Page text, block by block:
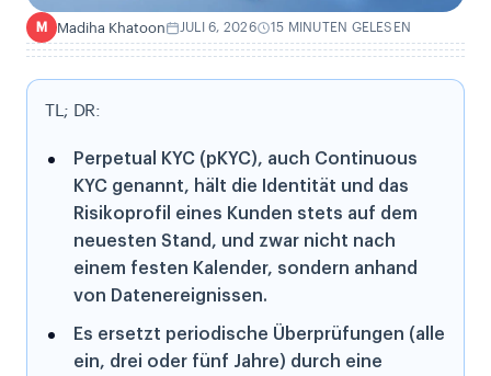
M Madiha Khatoon JULI 6, 2026 15 MINUTEN GELESEN
TL; DR:
Perpetual KYC (pKYC), auch Continuous
KYC genannt, hält die Identität und das
Risikoprofil eines Kunden stets auf dem
neuesten Stand, und zwar nicht nach
einem festen Kalender, sondern anhand
von Datenereignissen.
Es ersetzt periodische Überprüfungen (alle
ein, drei oder fünf Jahre) durch eine